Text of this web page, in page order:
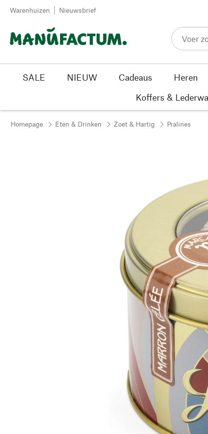
Passer au contenu
Warenhuizen Nieuwsbrief
SALE NIEUW Cadeaus Heren
Koffers &
Homepage Eten & Drinken Zoet & Hartig Pralines